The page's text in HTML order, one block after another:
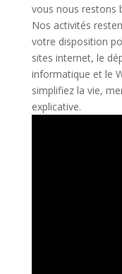
vous nous restons
Nos activités
votre disposition
sites internet, le
informatique et le
simplifiez la vie,
explicative.